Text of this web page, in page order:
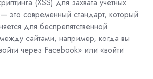
(XSS) для захвата учетных
это современный стандарт, который
для беспрепятственной
сайтами, например, когда вы
через Facebook» или «войти